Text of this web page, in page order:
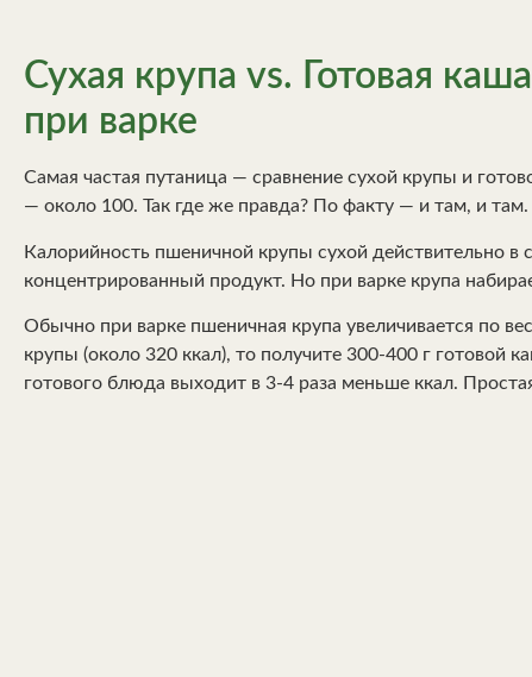
Сухая крупа vs. Готовая
при варке
Самая частая путаница — сравнение сухой крупы и
— около 100. Так где же правда? По факту — и там, и там.
Калорийность пшеничной крупы сухой действительно в
концентрированный продукт. Но при варке крупа
Обычно при варке пшеничная крупа увеличивается по
крупы (около 320 ккал), то получите 300-400 г
готового блюда выходит в 3-4 раза меньше ккал.